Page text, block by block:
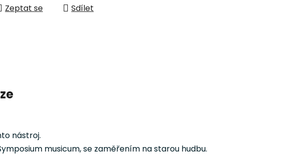
Zeptat se Sdílet
nástroj.
musicum, se zaměřením na starou hudbu.